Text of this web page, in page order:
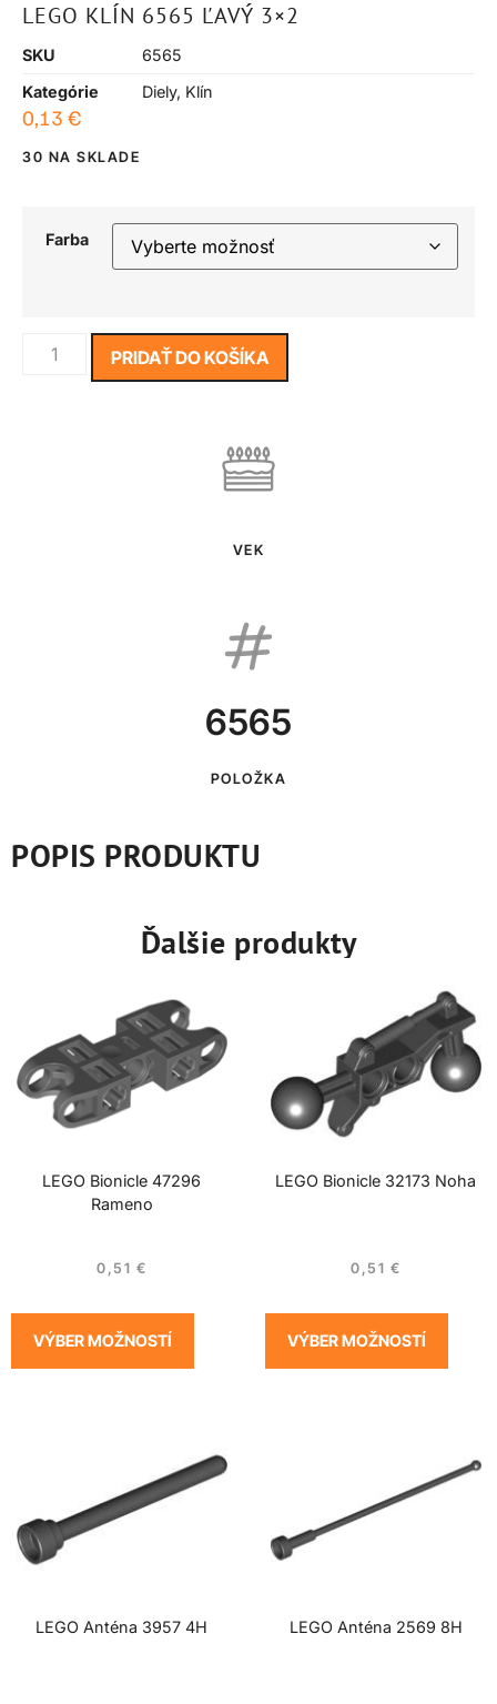
LEGO KLÍN 6565 ĽAVÝ 3×2
SKU
6565
Kategórie
Diely, Klín
0,13 €
30 NA SKLADE
Farba
PRIDAŤ DO KOŠÍKA
VEK
6565
POLOŽKA
POPIS PRODUKTU
Ďalšie produkty
LEGO Bionicle 47296
Rameno
0,51 €
VÝBER MOŽNOSTÍ
LEGO Bionicle 32173 Noha
0,51 €
VÝBER MOŽNOSTÍ
LEGO Anténa 3957 4H LEGO Anténa 2569 8H